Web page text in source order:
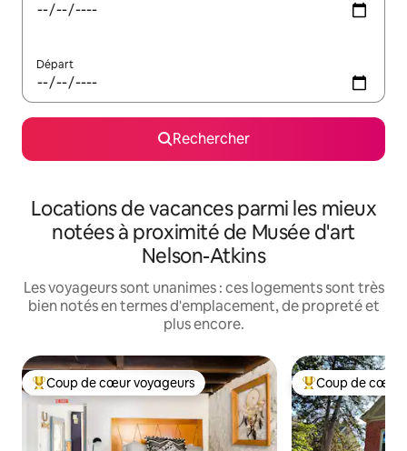
Départ
Rechercher
Locations de vacances parmi les mieux
notées à proximité de Musée d'art
Nelson-Atkins
Les voyageurs sont unanimes : ces logements sont très
bien notés en termes d'emplacement, de propreté et
plus encore.
Coups de cœur voyageurs les plus appréciés
Coup de cœur voyageurs Coups de cœur
Coup de cœur